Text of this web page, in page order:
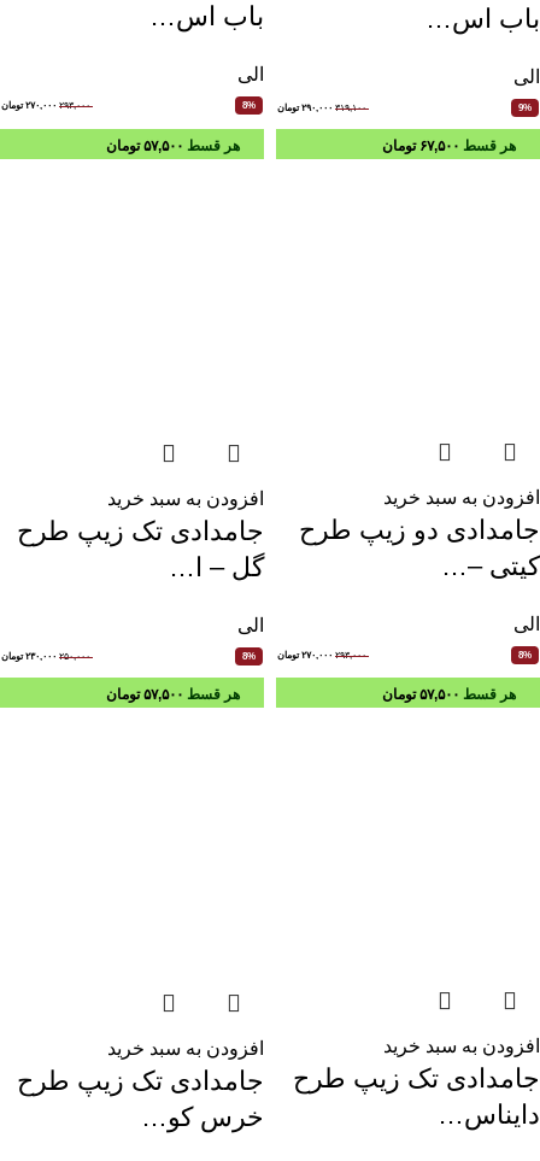
باب اس…
الی
9% ۳۱۹,۱۰۰ ۲۹۰,۰۰۰ تومان
باب اس…
الی
8% ۲۹۳,۰۰۰ ۲۷۰,۰۰۰ تومان
هر قسط ۶۷,۵۰۰ تومان
افزودن به سبد خرید
جامدادی دو زیپ طرح
کیتی –…
الی
8% ۲۹۳,۰۰۰ ۲۷۰,۰۰۰ تومان
هر قسط ۵۷,۵۰۰ تومان
افزودن به سبد خرید
جامدادی تک زیپ طرح
گل – ا…
الی
8% ۲۵۰,۰۰۰ ۲۳۰,۰۰۰ تومان
هر قسط ۵۷,۵۰۰ تومان
افزودن به سبد خرید
جامدادی تک زیپ طرح
دایناس…
هر قسط ۵۷,۵۰۰ تومان
افزودن به سبد خرید
جامدادی تک زیپ طرح
خرس کو…